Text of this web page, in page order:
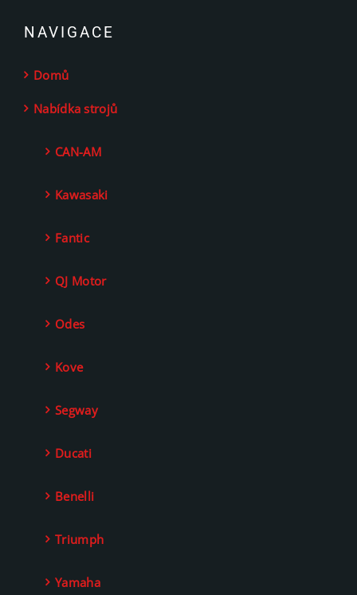
NAVIGACE
Domů
Nabídka strojů
CAN-AM
Kawasaki
Fantic
QJ Motor
Odes
Kove
Segway
Ducati
Benelli
Triumph
Yamaha